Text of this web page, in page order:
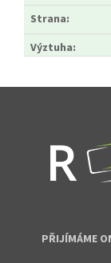
Strana:
Výztuha:
PŘIJÍMÁME